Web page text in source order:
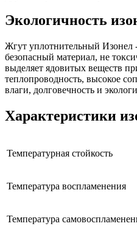
Экологичность
Жгут уплотнительный Изонел
безопасный материал, не
выделяет ядовитых веществ
теплопроводность, высокое
влаги, долговечность и
Характеристики
Температурная стойкость
Температура воспламенения
Температура